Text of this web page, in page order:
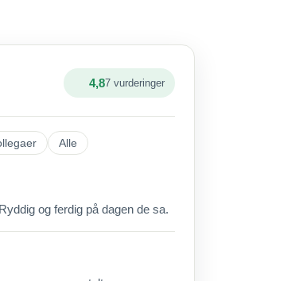
4,87 vurderinger
Alle
og ferdig på dagen de sa.